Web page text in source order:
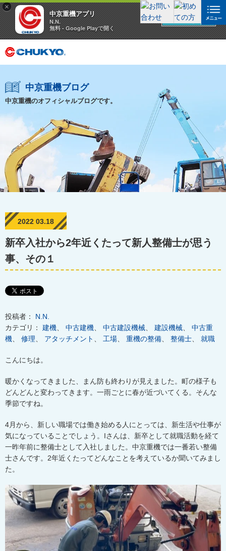
×
中京重機アプリ
N.N.
無料 - Google Playで開く
アプリを見る
中京重機ブログ
中京重機のオフィシャルブログです。
2022 03.18
新卒入社から2年近くたって新人整備士が思う
事、その１
投稿者：
N.N.
カテゴリ： 建機 中古建機 中古建設機械 建設機械
中古重
機
修理 アタッチメント 工場 重機の整備 整備士 就職
こんにちは。
暖かくなってきました、まん防も終わりが見えました。町の様子も
どんどんと変わってきます。一雨ごとに春が近づいてくる。そんな
季節ですね。
4月から、新しい職場では働き始める人にとっては、新生活や仕事が
気になっていることでしょう。Iさんは、新卒として就職活動を経て
一昨年前に整備士として入社しました。中京重機では一番若い整備
士さんです。2年近くたってどんなことを考えているか聞いてみまし
た。